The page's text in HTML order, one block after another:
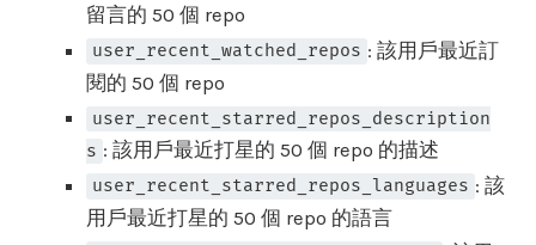
留言的 50 個 repo
user_recent_watched_repos : 該用戶最近訂
閱的 50 個 repo
user_recent_starred_repos_description
s : 該用戶最近打星的 50 個 repo 的描述
user_recent_starred_repos_languages : 該
用戶最近打星的 50 個 repo 的語言